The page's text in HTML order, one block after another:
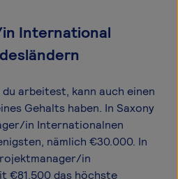
International
du arbeitest, kann auch einen
Gehalts haben. In Saxony
in Internationalnen
nämlich €30.000. In
in
€81.500 das höchste